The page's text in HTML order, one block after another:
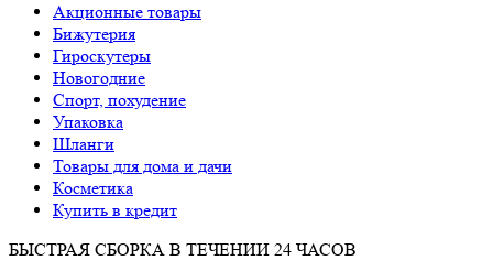
Акционные товары
Бижутерия
Гироскутеры
Новогодние
Спорт, похудение
Упаковка
Шланги
Товары для дома и дачи
Косметика
Купить в кредит
БЫСТРАЯ СБОРКА В ТЕЧЕНИИ 24 ЧАСОВ